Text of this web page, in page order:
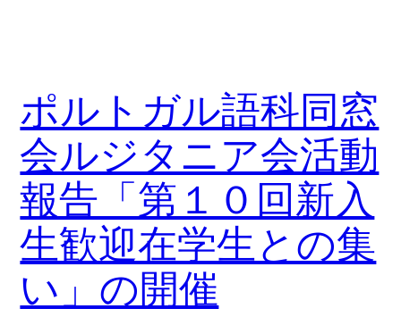
ポルトガル語科同窓
会ルジタニア会活動
報告「第１０回新入
生歓迎在学生との集
い」の開催